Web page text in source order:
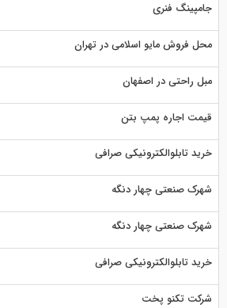
جامپینگ فنری
محل فروش مایو اسلامی در تهران
مبل راحتی در اصفهان
قیمت اجاره پمپ بتن
خرید تابلوالکترونیکی صرافی
شهرک صنعتی چهار دنگه
شهرک صنعتی چهار دنگه
خرید تابلوالکترونیکی صرافی
شرکت تکنو پخت